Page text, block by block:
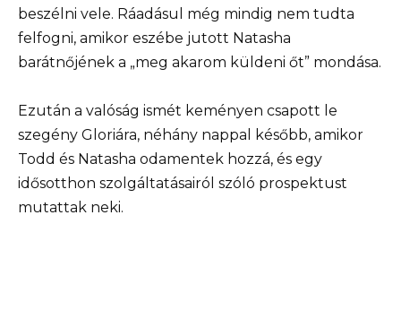
beszélni vele. Ráadásul még mindig nem tudta
felfogni, amikor eszébe jutott Natasha
barátnőjének a „meg akarom küldeni őt” mondása.
Ezután a valóság ismét keményen csapott le
szegény Gloriára, néhány nappal később, amikor
Todd és Natasha odamentek hozzá, és egy
idősotthon szolgáltatásairól szóló prospektust
mutattak neki.